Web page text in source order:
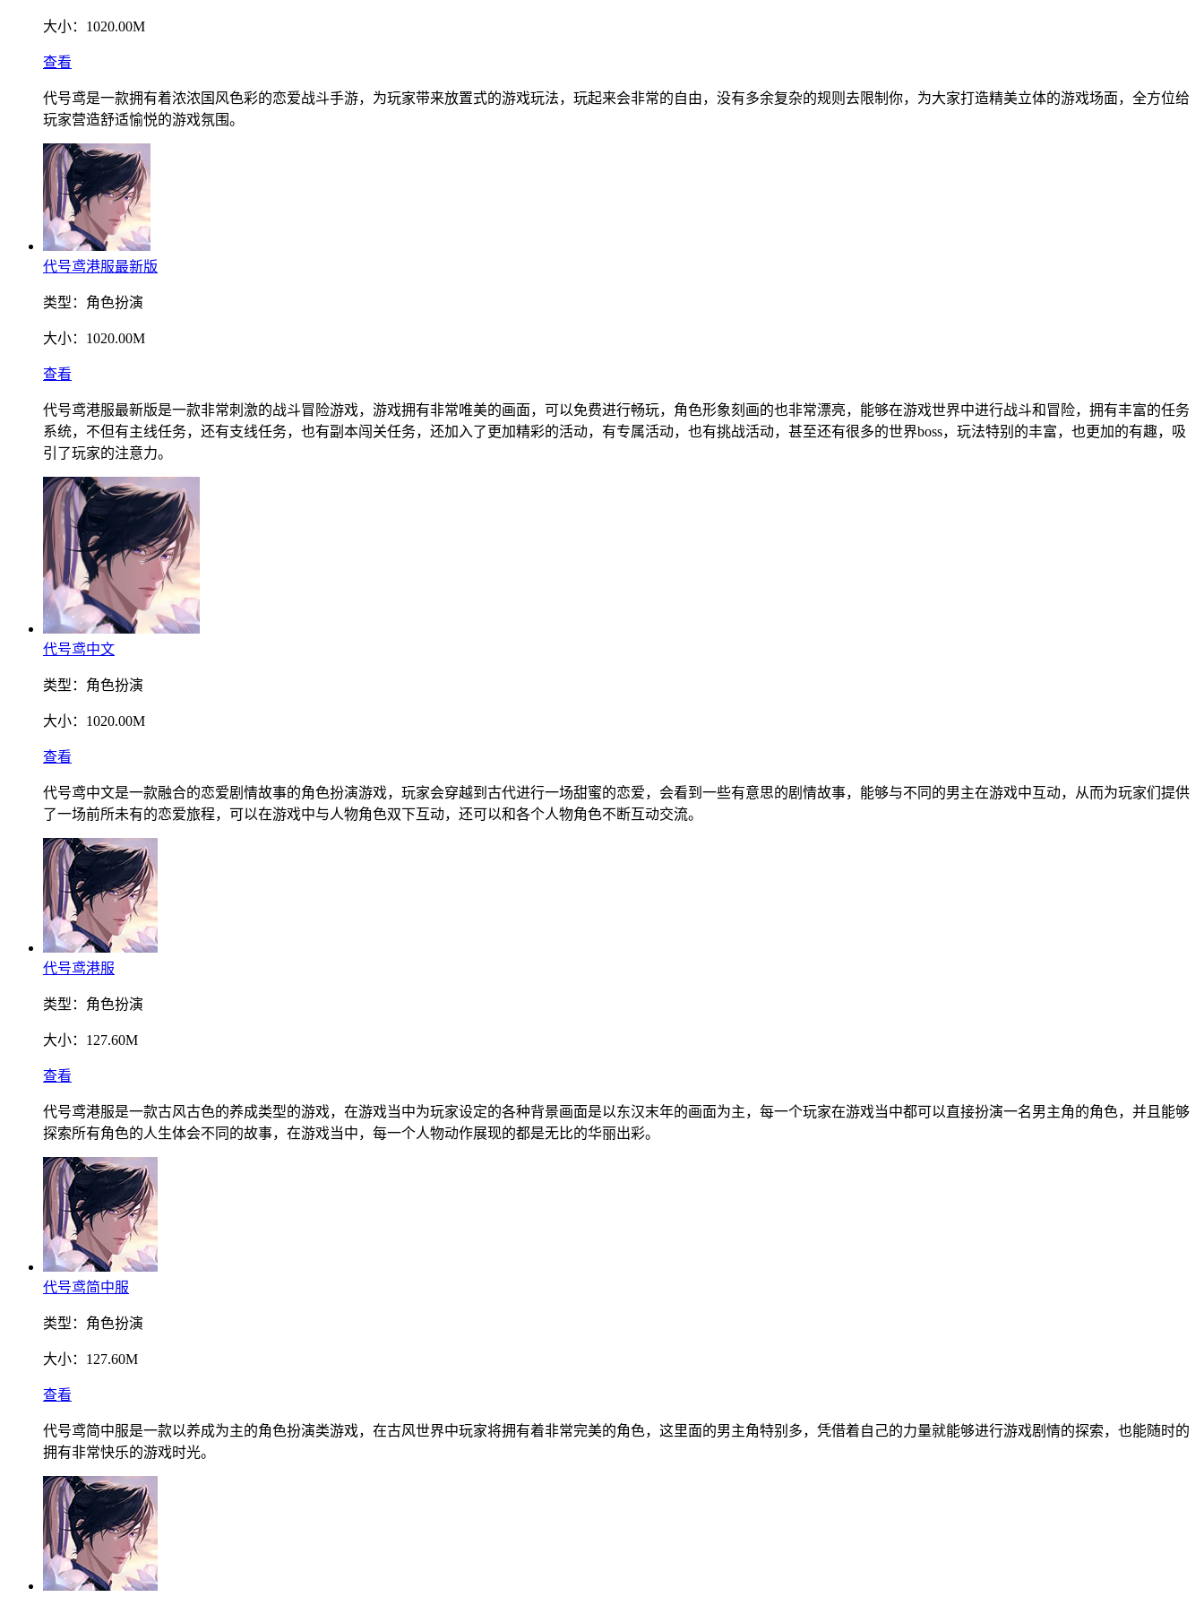
大小： 1020.00M
查看
代号鸢是一款拥有着浓浓国风色彩的恋爱战斗手游，为玩家带来放置式的游戏玩法，玩起来会非常的自由，没有多余复杂的规则去限制你，为大家打造精美立体的游戏场面，全方位给
玩家营造舒适愉悦的游戏氛围。
代号鸢港服最新版
类型： 角色扮演
大小： 1020.00M
查看
代号鸢港服最新版是一款非常刺激的战斗冒险游戏，游戏拥有非常唯美的画面，可以免费进行畅玩，角色形象刻画的也非常漂亮，能够在游戏世界中进行战斗和冒险，拥有丰富的任务
系统，不但有主线任务，还有支线任务，也有副本闯关任务，还加入了更加精彩的活动，有专属活动，也有挑战活动，甚至还有很多的世界boss，玩法特别的丰富，也更加的有趣，吸
引了玩家的注意力。
代号鸢中文
类型： 角色扮演
大小： 1020.00M
查看
代号鸢中文是一款融合的恋爱剧情故事的角色扮演游戏，玩家会穿越到古代进行一场甜蜜的恋爱，会看到一些有意思的剧情故事，能够与不同的男主在游戏中互动，从而为玩家们提供
了一场前所未有的恋爱旅程，可以在游戏中与人物角色双下互动，还可以和各个人物角色不断互动交流。
代号鸢港服
类型： 角色扮演
大小： 127.60M
查看
代号鸢港服是一款古风古色的养成类型的游戏，在游戏当中为玩家设定的各种背景画面是以东汉末年的画面为主，每一个玩家在游戏当中都可以直接扮演一名男主角的角色，并且能够
探索所有角色的人生体会不同的故事，在游戏当中，每一个人物动作展现的都是无比的华丽出彩。
代号鸢简中服
类型： 角色扮演
大小： 127.60M
查看
代号鸢简中服是一款以养成为主的角色扮演类游戏，在古风世界中玩家将拥有着非常完美的角色，这里面的男主角特别多，凭借着自己的力量就能够进行游戏剧情的探索，也能随时的
拥有非常快乐的游戏时光。